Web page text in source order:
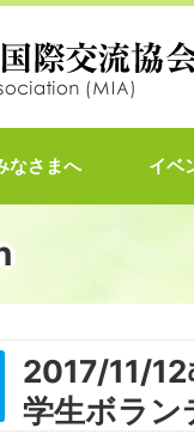
なさまへ イベ
2017/11/
学生ボラン